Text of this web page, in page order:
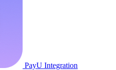
PayU Integration